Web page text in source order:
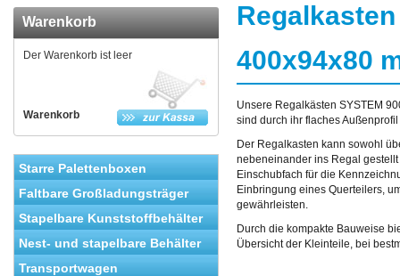
Warenkorb
Warenkorb
Der Warenkorb ist leer
Starre Palettenboxen
Faltbare Großladungsträger
Stapelbare Kunststoffbehälter
Nest- und stapelbare Behälter
Transportwagen
Regalkasten
400x94x80
Unsere Regalkästen SYSTEM
sind durch ihr flaches
Der Regalkasten kann sowohl
nebeneinander ins Regal
Einschubfach für die
Einbringung eines Querteilers,
gewährleisten.
Durch die kompakte Bauweise
Übersicht der Kleinteile, bei